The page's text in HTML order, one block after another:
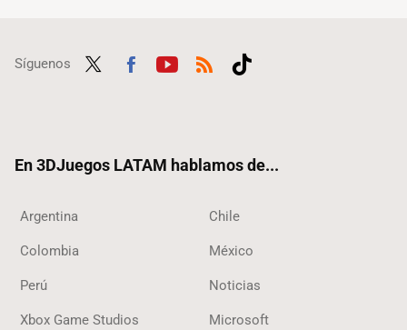
Síguenos
En 3DJuegos LATAM hablamos de...
Argentina Chile
Colombia México
Perú Noticias
Xbox Game Studios Microsoft